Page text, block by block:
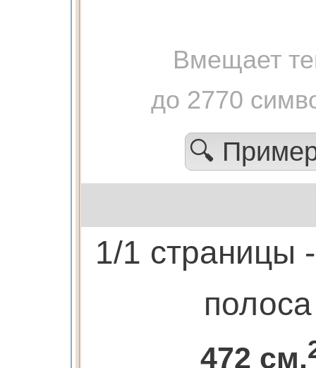
Вмещает
до 2770
🔍
1/1 страницы
полоса
472 см.